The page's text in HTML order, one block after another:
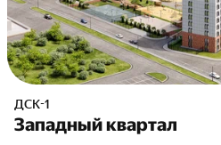
ДСК-1
Западный квартал